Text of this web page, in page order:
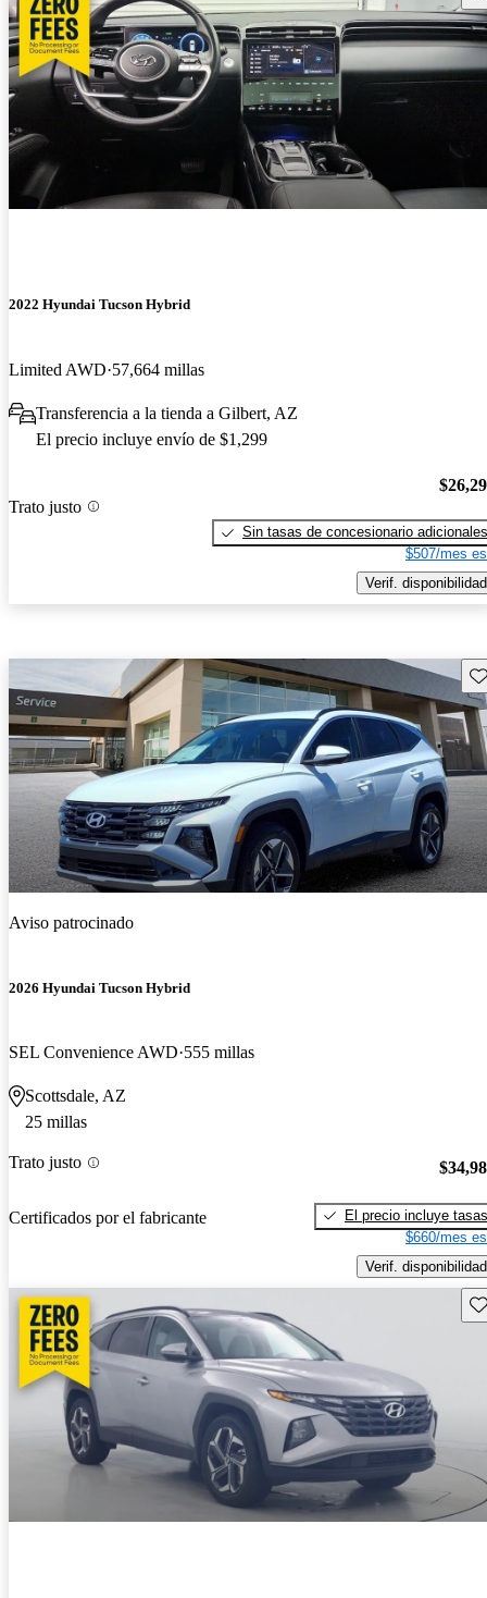
2022 Hyundai Tucson Hybrid
Limited AWD 57,664 millas
Transferencia a la tienda a Gilbert, AZ
El precio incluye envío de $1,299
Trato justo
Sin tasas de concesionario adicionales
$507/mes
Verif. disponibilidad
Aviso patrocinado
2026 Hyundai Tucson Hybrid
SEL Convenience AWD 555 millas
Scottsdale, AZ
25 millas
Trato justo
Certificados por el fabricante
El precio incluye tasas
$660/mes
Verif. disponibilidad